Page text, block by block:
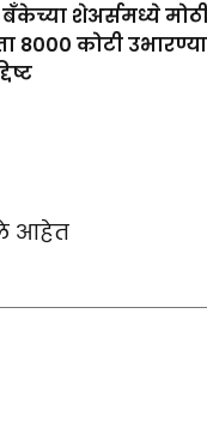
शेअर्समध्ये
8000 कोटी
आहेत